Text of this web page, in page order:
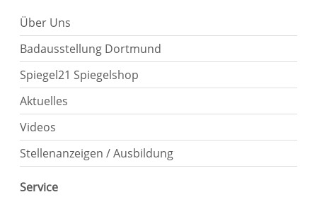
Über Uns
Badausstellung Dortmund
Spiegel21 Spiegelshop
Aktuelles
Videos
Stellenanzeigen / Ausbildung
Service